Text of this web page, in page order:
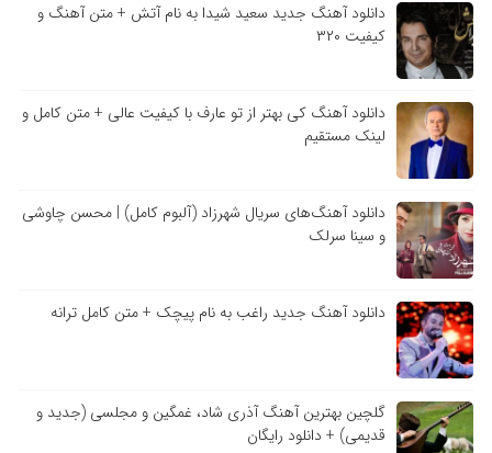
دانلود آهنگ جدید سعید شیدا به نام آتش + متن آهنگ و
کیفیت ۳۲۰
دانلود آهنگ کی بهتر از تو عارف با کیفیت عالی + متن کامل و
لینک مستقیم
دانلود آهنگ‌های سریال شهرزاد (آلبوم کامل) | محسن چاوشی
و سینا سرلک
دانلود آهنگ جدید راغب به نام پیچک + متن کامل ترانه
گلچین بهترین آهنگ آذری شاد، غمگین و مجلسی (جدید و
قدیمی) + دانلود رایگان